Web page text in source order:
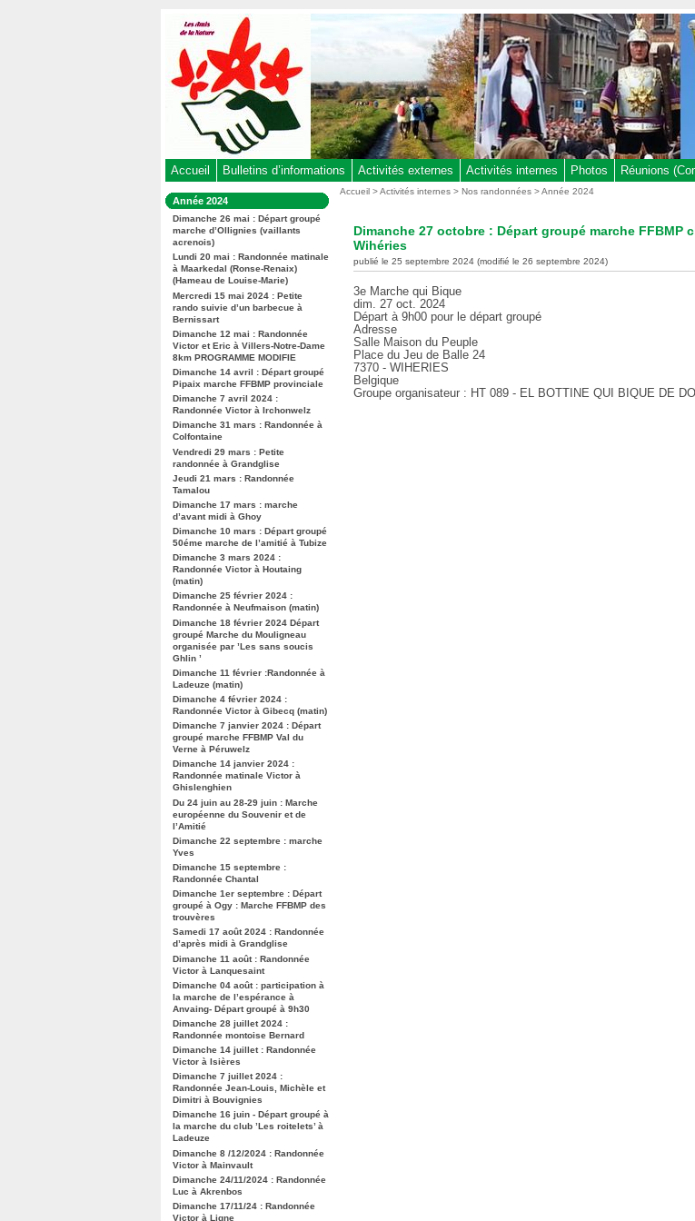
Accueil Bulletins d’informations Activités externes Activités internes Photos Réunions
Dans
la
rubrique
:
Année 2024
Dimanche 26 mai : Départ groupé
marche d’Ollignies (vaillants
acrenois)
Lundi 20 mai : Randonnée matinale
à Maarkedal (Ronse-Renaix)
(Hameau de Louise-Marie)
Mercredi 15 mai 2024 : Petite
rando suivie d’un barbecue à
Bernissart
Dimanche 12 mai : Randonnée
Victor et Eric à Villers-Notre-Dame
8km PROGRAMME MODIFIE
Dimanche 14 avril : Départ groupé
Pipaix marche FFBMP provinciale
Dimanche 7 avril 2024 :
Randonnée Victor à Irchonwelz
Dimanche 31 mars : Randonnée à
Colfontaine
Vendredi 29 mars : Petite
randonnée à Grandglise
Jeudi 21 mars : Randonnée
Tamalou
Dimanche 17 mars : marche
d’avant midi à Ghoy
Dimanche 10 mars : Départ groupé
50éme marche de l’amitié à Tubize
Dimanche 3 mars 2024 :
Randonnée Victor à Houtaing
(matin)
Dimanche 25 février 2024 :
Randonnée à Neufmaison (matin)
Dimanche 18 février 2024 Départ
groupé Marche du Mouligneau
organisée par ’Les sans soucis
Ghlin ’
Dimanche 11 février :Randonnée à
Ladeuze (matin)
Dimanche 4 février 2024 :
Randonnée Victor à Gibecq (matin)
Dimanche 7 janvier 2024 : Départ
groupé marche FFBMP Val du
Verne à Péruwelz
Dimanche 14 janvier 2024 :
Randonnée matinale Victor à
Ghislenghien
Du 24 juin au 28-29 juin : Marche
européenne du Souvenir et de
l’Amitié
Dimanche 22 septembre : marche
Yves
Dimanche 15 septembre :
Randonnée Chantal
Dimanche 1er septembre : Départ
groupé à Ogy : Marche FFBMP des
trouvères
Samedi 17 août 2024 : Randonnée
d’après midi à Grandglise
Dimanche 11 août : Randonnée
Victor à Lanquesaint
Dimanche 04 août : participation à
la marche de l’espérance à
Anvaing- Départ groupé à 9h30
Dimanche 28 juillet 2024 :
Randonnée montoise Bernard
Dimanche 14 juillet : Randonnée
Victor à Isières
Dimanche 7 juillet 2024 :
Randonnée Jean-Louis, Michèle et
Dimitri à Bouvignies
Dimanche 16 juin - Départ groupé à
la marche du club ’Les roitelets’ à
Ladeuze
Dimanche 8 /12/2024 : Randonnée
Victor à Mainvault
Dimanche 24/11/2024 : Randonnée
Luc à Akrenbos
Dimanche 17/11/24 : Randonnée
Victor à Ligne
Vous
Accueil >Activités internes >Nos randonnées>Année 2024
Dimanche 27 octobre : Départ groupé marche FFBMP
Wihéries
publié le 25 septembre 2024 (modifié le 26 septembre 2024)
3e Marche qui Bique
dim. 27 oct. 2024
Départ à 9h00 pour le départ groupé
Adresse
Salle Maison du Peuple
Place du Jeu de Balle 24
7370 - WIHERIES
Belgique
Groupe organisateur : HT 089 - EL BOTTINE QUI BIQUE DE